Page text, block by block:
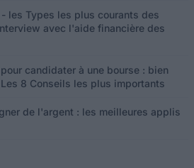
les Types les plus courants des
avec l'aide financière des
candidater à une bourse : bien
8 Conseils les plus importants
de l'argent : les meilleures applis